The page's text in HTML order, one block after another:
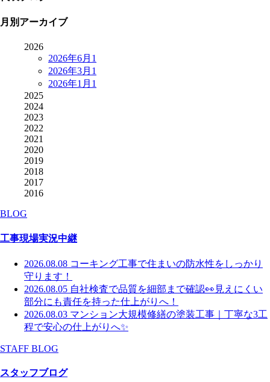
月別アーカイブ
2026
2026年6月 1
2026年3月 1
2026年1月 1
2025
2024
2023
2022
2021
2020
2019
2018
2017
2016
BLOG
工事現場実況中継
2026.08.08 コーキング工事で住まいの防水性をしっかり
守ります！
2026.08.05 自社検査で品質を細部まで確認👀見えにくい
部分にも責任を持った仕上がりへ！
2026.08.03 マンション大規模修繕の塗装工事｜丁寧な3工
程で安心の仕上がりへ✨
STAFF BLOG
スタッフブログ